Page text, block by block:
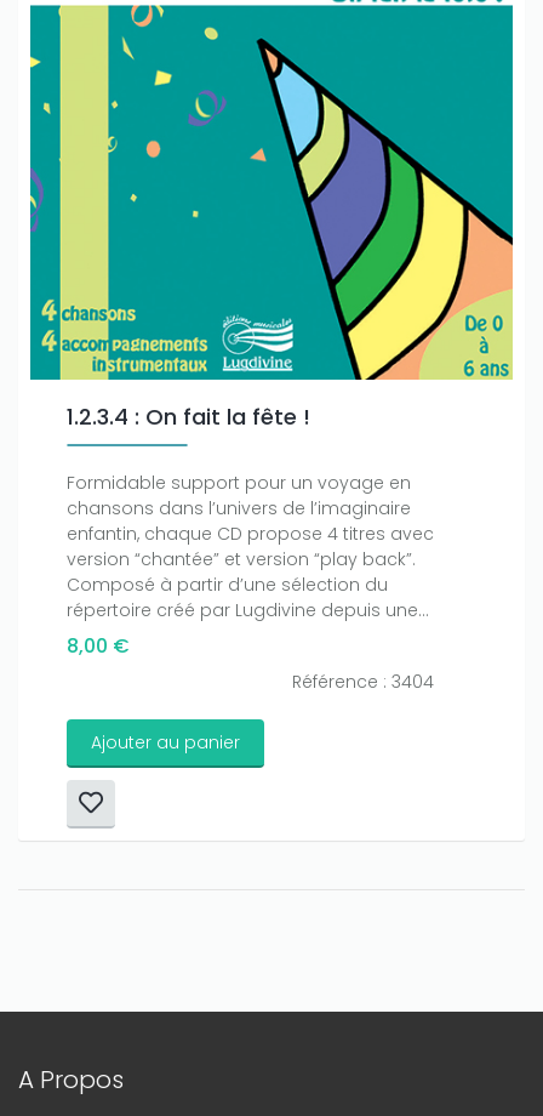
1.2.3.4 : On fait la fête !
Formidable support pour un voyage en
chansons dans l’univers de l’imaginaire
enfantin, chaque CD propose 4 titres avec
version “chantée” et version “play back”.
Composé à partir d’une sélection du
répertoire créé par Lugdivine depuis une...
8,00 €
Référence : 3404
Ajouter au panier
A Propos